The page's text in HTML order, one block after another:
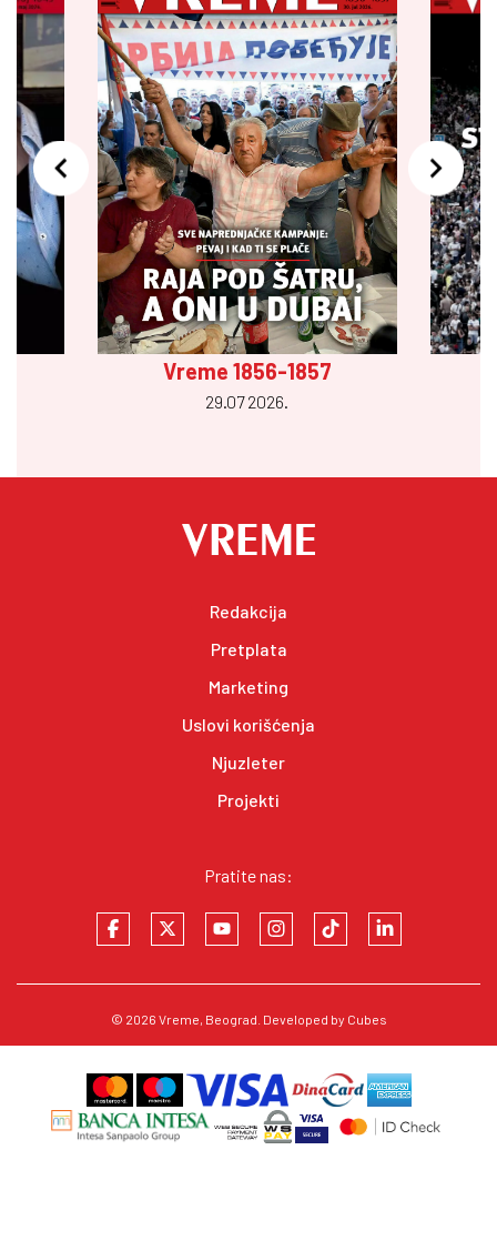
Vreme 1856-1857
29.07 2026.
Redakcija
Pretplata
Marketing
Uslovi korišćenja
Njuzleter
Projekti
Pratite nas:
© 2026 Vreme , Beograd. Developed by Cubes